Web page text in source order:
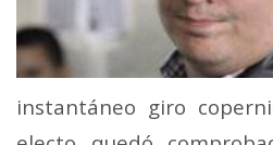
instantáneo giro